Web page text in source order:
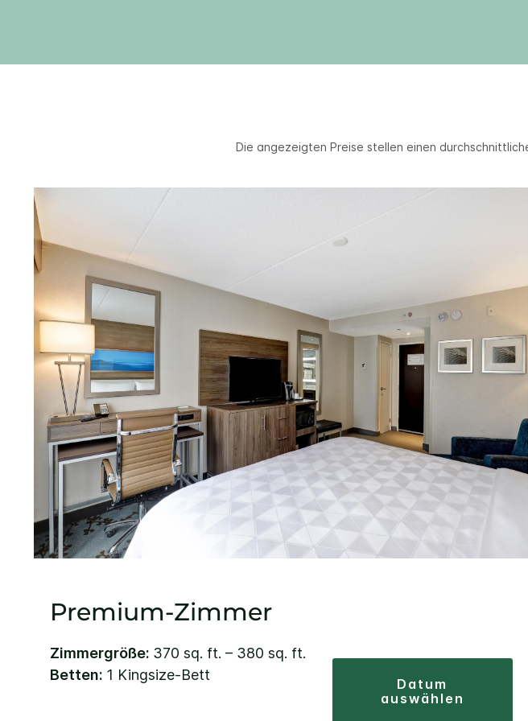
Die angezeigten Preise stellen einen
Premium-Zimmer
Zimmergröße: 370 sq. ft. – 380 sq. ft.
Betten: 1 Kingsize-Bett
datum
auswählen